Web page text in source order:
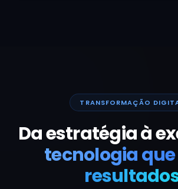
TRANSFORMAÇÃO
Da estratégia à
tecnologia